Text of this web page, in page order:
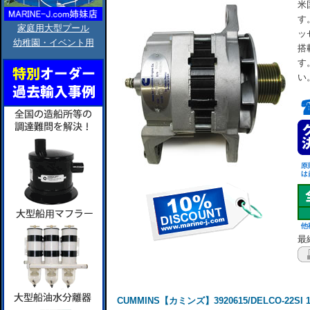
家庭用大型プール
幼稚園・イベント用
米
す
ッ
搭
す
い
最
CUMMINS【カミンズ】3920615/DELCO-22SI